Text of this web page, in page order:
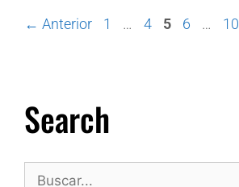
← Anterior 1 … 4 5 6 … 10
Search